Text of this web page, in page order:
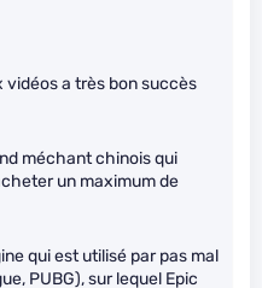
vidéos a très bon succès
méchant chinois qui
un maximum de
qui est utilisé par pas mal
PUBG), sur lequel Epic